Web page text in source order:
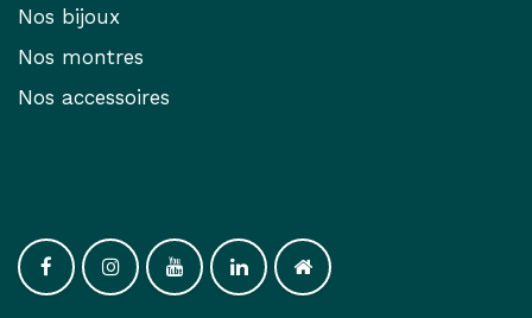
Nos bijoux
Nos montres
Nos accessoires